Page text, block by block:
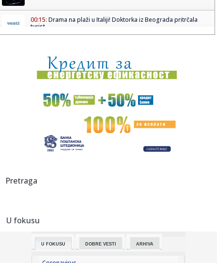
00:15: Drama na plaži u Italiji! Doktorka iz Beograda pritrčala
turist...
23:51:Tri medalje za Srbiju na EP
23:47:KIKS PANATINAIKOSA UPRKOS OGROMNIM ULAGANJIMA:
Grčki velikan vod...
Tragedija kod Požarevca: Čovek stradao u požaru koji je
23:38:Lara Gut-Behrami završila karijeru
20 ...
23:33:
23:27:
Pre „Černobiljske molitve“, stavite ovu knjigu nobelovke na
Pretraga
U fokusu
U FOKUSU DOBRE VESTI ARHIVA